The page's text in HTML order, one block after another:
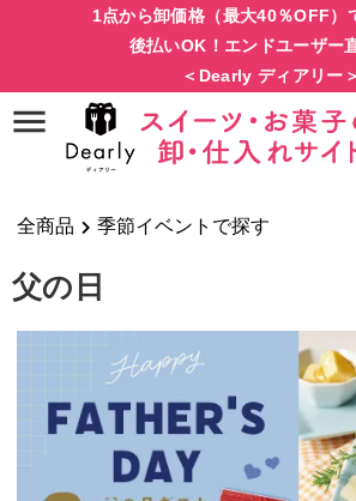
1点から卸価格（最大40％OFF）
後払いOK！エンドユーザー
＜Dearly ディアリー＞
全商品 季節イベントで探す
父の日